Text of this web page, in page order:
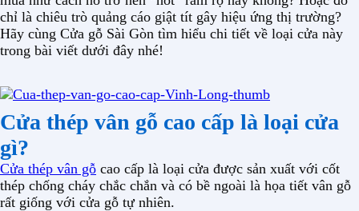
chỉ là chiêu trò quảng cáo giật tít gây hiệu ứng thị trường?
Hãy cùng Cửa gỗ Sài Gòn tìm hiểu chi tiết về loại cửa này
trong bài viết dưới đây nhé!
Cửa thép vân gỗ cao cấp là loại cửa
gì?
Cửa thép vân gỗ cao cấp là loại cửa được sản xuất với cốt
thép chống cháy chắc chắn và có bề ngoài là họa tiết vân gỗ
rất giống với cửa gỗ tự nhiên.